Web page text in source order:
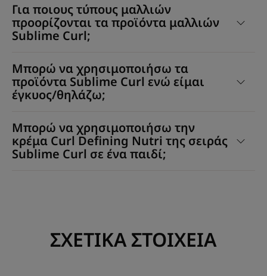
Για ποιους τύπους μαλλιών
προορίζονται τα προϊόντα μαλλιών
Sublime Curl;
Μπορώ να χρησιμοποιήσω τα
προϊόντα Sublime Curl ενώ είμαι
έγκυος/θηλάζω;
Μπορώ να χρησιμοποιήσω την
κρέμα Curl Defining Nutri της σειράς
Sublime Curl σε ένα παιδί;
ΣΧΕΤΙΚΑ ΣΤΟΙΧΕΙΑ